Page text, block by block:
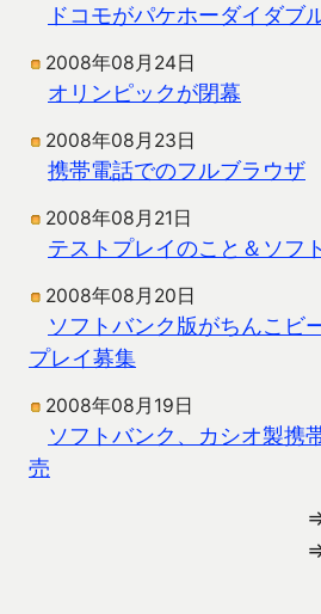
ドコモがパケホーダイダブ
2008年08月24日
オリンピックが閉幕
2008年08月23日
携帯電話でのフルブラウザ
2008年08月21日
テストプレイのこと＆ソフ
2008年08月20日
ソフトバンク版がちんこビ
プレイ募集
2008年08月19日
ソフトバンク、カシオ製携
売